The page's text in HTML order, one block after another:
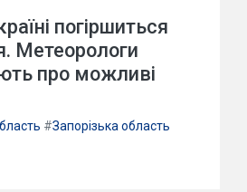
погіршиться
Метеорологи
про можливі
#Запорізька область